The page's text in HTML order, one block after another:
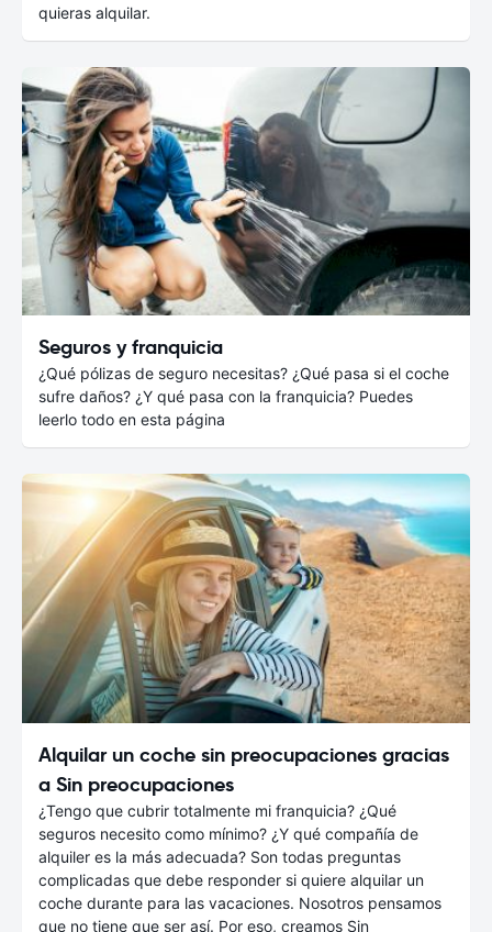
quieras alquilar.
Seguros y franquicia
¿Qué pólizas de seguro necesitas? ¿Qué pasa si el coche
sufre daños? ¿Y qué pasa con la franquicia? Puedes
leerlo todo en esta página
Alquilar un coche sin preocupaciones gracias
a Sin preocupaciones
¿Tengo que cubrir totalmente mi franquicia? ¿Qué
seguros necesito como mínimo? ¿Y qué compañía de
alquiler es la más adecuada? Son todas preguntas
complicadas que debe responder si quiere alquilar un
coche durante para las vacaciones. Nosotros pensamos
que no tiene que ser así. Por eso, creamos Sin